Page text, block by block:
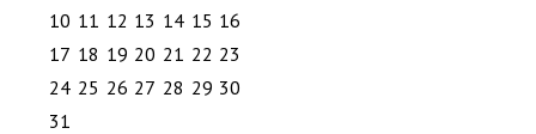
10 11 12 13 14 15 16
17 18 19 20 21 22 23
24 25 26 27 28 29 30
31